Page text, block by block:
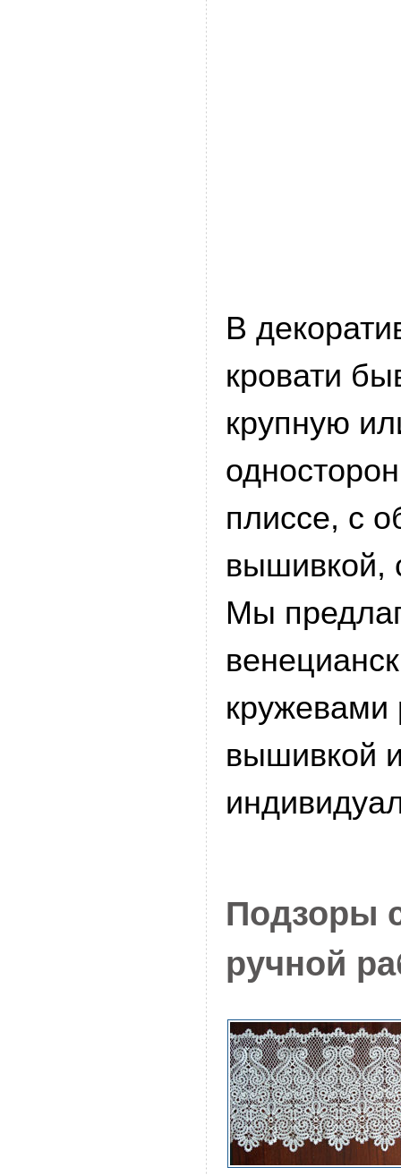
В
кровати
крупную
плиссе, с
вышивкой,
Мы
кружевами
вышивкой
Подзоры
ручной